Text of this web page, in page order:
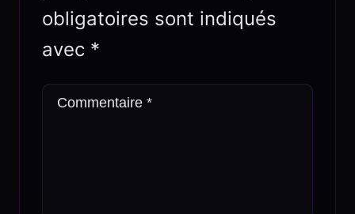
obligatoires sont indiqués
avec *